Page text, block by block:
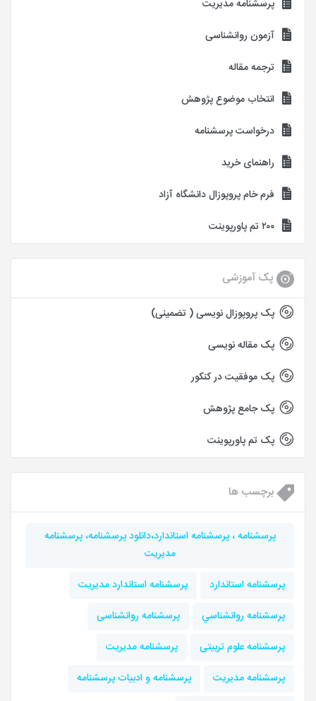
پرسشنامه مدیریت
آزمون روانشناسی
ترجمه مقاله
انتخاب موضوع پژوهش
درخواست پرسشنامه
راهنمای خرید
فرم خام پروپوزال دانشگاه آزاد
۲۰۰ تم پاورپوینت
پک آموزشی
پک پروپوزال نویسی ( تضمینی)
پک مقاله نویسی
پک موفقیت در کنکور
پک جامع پژوهش
پک تم پاورپوینت
برچسب ها
پرسشنامه ، پرسشنامه استاندارد،دانلود پرسشنامه، پرسشنامه
مدیریت
پرسشنامه استاندارد
پرسشنامه استاندارد مدیریت
پرسشنامه روانشناسي
پرسشنامه روانشناسی
پرسشنامه علوم تربیتی
پرسشنامه مديريت
پرسشنامه مدیریت
پرسشنامه و ادبیات پرسشنامه